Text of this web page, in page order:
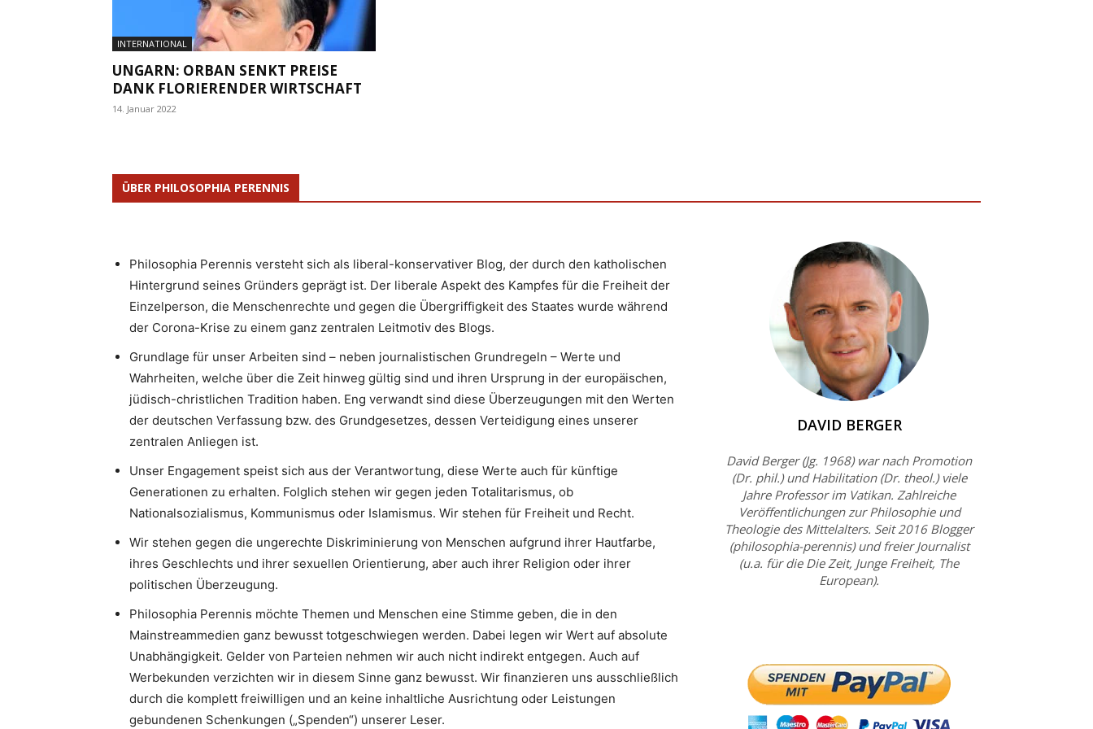
INTERNATIONAL
UNGARN: ORBAN SENKT PREISE
DANK FLORIERENDER WIRTSCHAFT
14. Januar 2022
ÜBER PHILOSOPHIA PERENNIS
Philosophia Perennis versteht sich als liberal-konservativer Blog, der durch den katholischen
Hintergrund seines Gründers geprägt ist. Der liberale Aspekt des Kampfes für die Freiheit der
Einzelperson, die Menschenrechte und gegen die Übergriffigkeit des Staates wurde während
der Corona-Krise zu einem ganz zentralen Leitmotiv des Blogs.
Grundlage für unser Arbeiten sind – neben journalistischen Grundregeln – Werte und
Wahrheiten, welche über die Zeit hinweg gültig sind und ihren Ursprung in der europäischen,
jüdisch-christlichen Tradition haben. Eng verwandt sind diese Überzeugungen mit den Werten
der deutschen Verfassung bzw. des Grundgesetzes, dessen Verteidigung eines unserer
zentralen Anliegen ist.
Unser Engagement speist sich aus der Verantwortung, diese Werte auch für künftige
Generationen zu erhalten. Folglich stehen wir gegen jeden Totalitarismus, ob
Nationalsozialismus, Kommunismus oder Islamismus. Wir stehen für Freiheit und Recht.
Wir stehen gegen die ungerechte Diskriminierung von Menschen aufgrund ihrer Hautfarbe,
ihres Geschlechts und ihrer sexuellen Orientierung, aber auch ihrer Religion oder ihrer
politischen Überzeugung.
Philosophia Perennis möchte Themen und Menschen eine Stimme geben, die in den
Mainstreammedien ganz bewusst totgeschwiegen werden. Dabei legen wir Wert auf absolute
Unabhängigkeit. Gelder von Parteien nehmen wir auch nicht indirekt entgegen. Auch auf
Werbekunden verzichten wir in diesem Sinne ganz bewusst. Wir finanzieren uns ausschließlich
durch die komplett freiwilligen und an keine inhaltliche Ausrichtung oder Leistungen
gebundenen Schenkungen („Spenden“) unserer Leser.
DAVID BERGER
David Berger (Jg. 1968) war nach Promotion
(Dr. phil.) und Habilitation (Dr. theol.) viele
Jahre Professor im Vatikan. Zahlreiche
Veröffentlichungen zur Philosophie und
Theologie des Mittelalters. Seit 2016 Blogger
(philosophia-perennis) und freier Journalist
(u.a. für die Die Zeit, Junge Freiheit, The
European).